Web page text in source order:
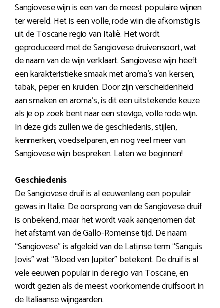
Sangiovese wijn is een van de meest populaire wijnen
ter wereld. Het is een volle, rode wijn die afkomstig is
uit de Toscane regio van Italië. Het wordt
geproduceerd met de Sangiovese druivensoort, wat
de naam van de wijn verklaart. Sangiovese wijn heeft
een karakteristieke smaak met aroma’s van kersen,
tabak, peper en kruiden. Door zijn verscheidenheid
aan smaken en aroma’s, is dit een uitstekende keuze
als je op zoek bent naar een stevige, volle rode wijn.
In deze gids zullen we de geschiedenis, stijlen,
kenmerken, voedselparen, en nog veel meer van
Sangiovese wijn bespreken. Laten we beginnen!
Geschiedenis
De Sangiovese druif is al eeuwenlang een populair
gewas in Italië. De oorsprong van de Sangiovese druif
is onbekend, maar het wordt vaak aangenomen dat
het afstamt van de Gallo-Romeinse tijd. De naam
“Sangiovese” is afgeleid van de Latijnse term “Sanguis
Jovis” wat “Bloed van Jupiter” betekent. De druif is al
vele eeuwen populair in de regio van Toscane, en
wordt gezien als de meest voorkomende druifsoort in
de Italiaanse wijngaarden.